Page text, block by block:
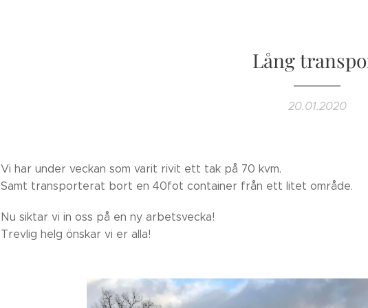
Lång
20.01.2020
Vi har under veckan som varit rivit ett tak på 70 kvm.
Samt transporterat bort en 40fot container från ett litet område.
Nu siktar vi in oss på en ny arbetsvecka!
Trevlig helg önskar vi er alla!